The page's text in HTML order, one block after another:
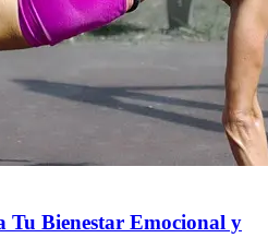
Tu Bienestar Emocional y